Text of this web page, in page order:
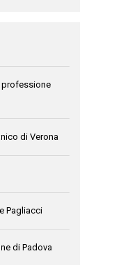
professione
di Verona
Pagliacci
di Padova